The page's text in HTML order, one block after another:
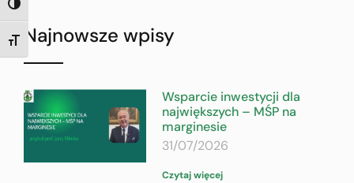
TOGGLE HIGH CONTRAST
TOGGLE FONT SIZE
Najnowsze wpisy
Wsparcie inwestycji dla
największych – MŚP na
marginesie
31/07/2026
Czytaj więcej